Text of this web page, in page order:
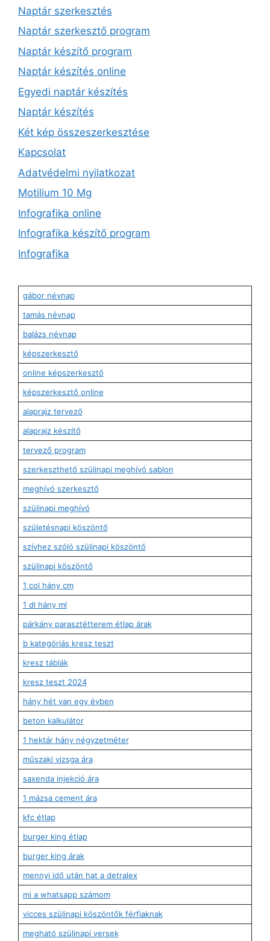
Naptár szerkesztés
Naptár szerkesztő program
Naptár készítő program
Naptár készítés online
Egyedi naptár készítés
Naptár készítés
Két kép összeszerkesztése
Kapcsolat
Adatvédelmi nyilatkozat
Motilium 10 Mg
Infografika online
Infografika készítő program
Infografika
gábor névnap
tamás névnap
balázs névnap
képszerkesztő
online képszerkesztő
képszerkesztő online
alaprajz tervező
alaprajz készítő
tervező program
szerkeszthető szülinapi meghívó sablon
meghívó szerkesztő
szülinapi meghívó
születésnapi köszöntő
szívhez szóló szülinapi köszöntő
szülinapi köszöntő
1 col hány cm
1 dl hány ml
párkány parasztétterem étlap árak
b kategóriás kresz teszt
kresz táblák
kresz teszt 2024
hány hét van egy évben
beton kalkulátor
1 hektár hány négyzetméter
műszaki vizsga ára
saxenda injekció ára
1 mázsa cement ára
kfc étlap
burger king étlap
burger king árak
mennyi idő után hat a detralex
mi a whatsapp számom
vicces szülinapi köszöntők férfiaknak
megható szülinapi versek